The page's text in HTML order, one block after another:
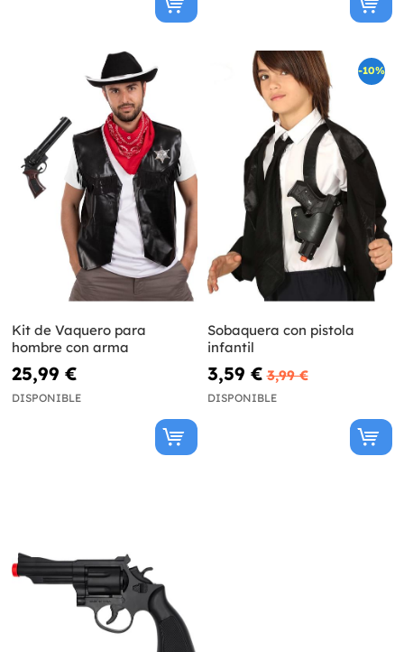
Kit de Vaquero para
hombre con arma
25,99 €
DISPONIBLE
-10%
Sobaquera con pistola
infantil
3,59 € 3,99 €
DISPONIBLE